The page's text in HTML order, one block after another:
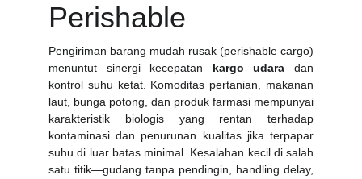
Perishable
Pengiriman barang mudah rusak (perishable cargo)
menuntut sinergi kecepatan kargo udara dan
kontrol suhu ketat. Komoditas pertanian, makanan
laut, bunga potong, dan produk farmasi mempunyai
karakteristik biologis yang rentan terhadap
kontaminasi dan penurunan kualitas jika terpapar
suhu di luar batas minimal. Kesalahan kecil di salah
satu titik—gudang tanpa pendingin, handling delay,